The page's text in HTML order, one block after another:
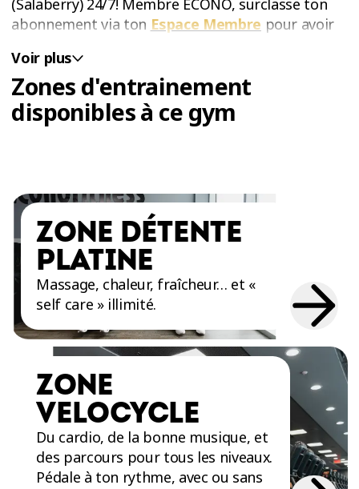
(Salaberry) 24/7! Membre ÉCONO, surclasse ton
abonnement via ton Espace Membre pour avoir
Voir plus
Zones d'entrainement
disponibles à ce gym
ZONE DÉTENTE
PLATINE
Massage, chaleur, fraîcheur… et «
self care » illimité.
ZONE
VELOCYCLE
Du cardio, de la bonne musique, et
des parcours pour tous les niveaux.
Pédale à ton rythme, avec ou sans